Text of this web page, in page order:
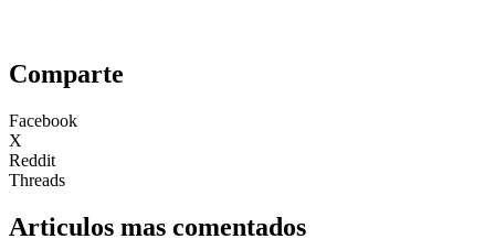
Comparte
Facebook
X
Reddit
Threads
Articulos mas comentados